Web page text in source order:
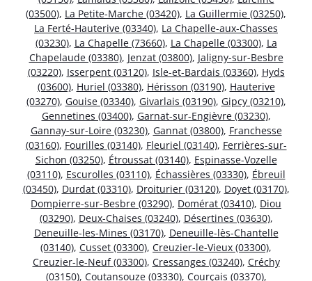
(03500), La Petite-Marche (03420), La Guillermie (03250),
La Ferté-Hauterive (03340), La Chapelle-aux-Chasses
(03230), La Chapelle (73660), La Chapelle (03300), La
Chapelaude (03380), Jenzat (03800), Jaligny-sur-Besbre
(03220), Isserpent (03120), Isle-et-Bardais (03360), Hyds
(03600), Huriel (03380), Hérisson (03190), Hauterive
(03270), Gouise (03340), Givarlais (03190), Gipcy (03210),
Gennetines (03400), Garnat-sur-Engièvre (03230),
Gannay-sur-Loire (03230), Gannat (03800), Franchesse
(03160), Fourilles (03140), Fleuriel (03140), Ferrières-sur-
Sichon (03250), Étroussat (03140), Espinasse-Vozelle
(03110), Escurolles (03110), Échassières (03330), Ébreuil
(03450), Durdat (03310), Droiturier (03120), Doyet (03170),
Dompierre-sur-Besbre (03290), Domérat (03410), Diou
(03290), Deux-Chaises (03240), Désertines (03630),
Deneuille-les-Mines (03170), Deneuille-lès-Chantelle
(03140), Cusset (03300), Creuzier-le-Vieux (03300),
Creuzier-le-Neuf (03300), Cressanges (03240), Créchy
(03150), Coutansouze (03330), Courçais (03370),